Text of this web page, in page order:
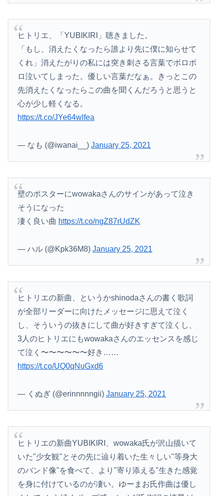
ヒトリエ、「YUBIKIRI」聴きました。
「もし、消えたくなったら誰より先に僕に知らせて
くれ」消えたがりの私には突き刺さる言葉でボロボ
ロ泣いてしまった。優しい言葉だなぁ。きっとこの
先消えたくなったらこの曲を聞くんだろうと思うと
心が少し軽くなる。
https://t.co/JYe64wlfea
— なも (@iwanai__)January 25, 2021
壁のポスターにwowakaさんのサインがあって泣き
そうになった
凄く良い曲 https://t.co/ngZ87rUdZK
— ハル (@Kpk36M8)January 25, 2021
ヒトリエの新曲、というかshinodaさんの書く歌詞
が全部リーダーに向けたメッセージに思えて泣く
し、そういうの抜きにして曲が好きすぎて泣くし、
3人のヒトリエにもwowakaさんのエッセンスを感じ
て泣く〜〜〜〜〜〜好き……
https://t.co/UQ0qNuGxd6
— くぬぎ (@erinnnnngii)January 25, 2021
ヒトリエの新曲YUBIKIRI、wowaka氏が沢山描いて
いた"少女観"とその先に辿り着いた生々しい"等身大
のバンド像"を食べて、より"寄り添える"生きた感覚
を身に付けているのが凄い。ゆーまお氏作曲は優し